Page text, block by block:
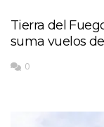
Tierra del
suma vuelos
0